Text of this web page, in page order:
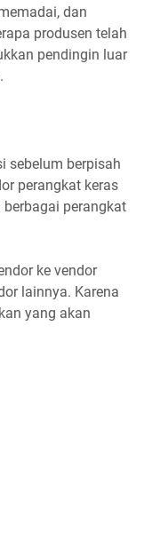
dan
produsen telah
pendingin luar
sebelum berpisah
perangkat keras
perangkat
ke vendor
lainnya. Karena
yang akan